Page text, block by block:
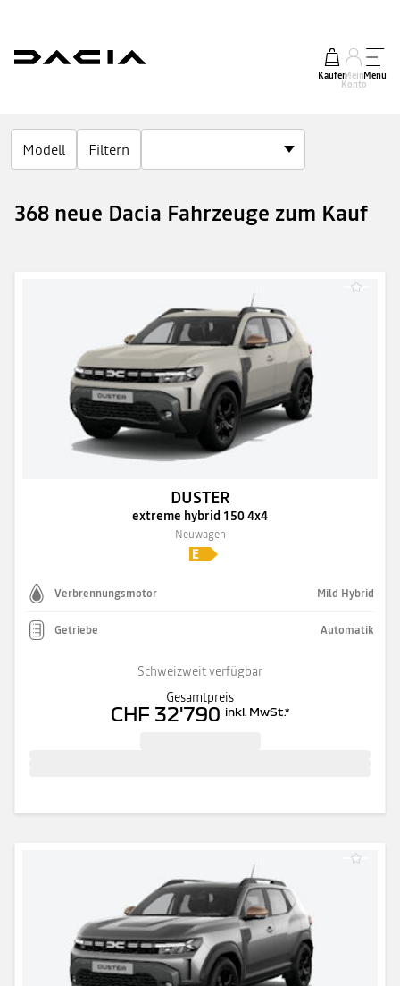
KaufenMein
Konto
Menü
Modell Filtern
368 neue Dacia Fahrzeuge zum Kauf
DUSTER
extreme hybrid 150 4x4
Neuwagen
Verbrennungsmotor Mild Hybrid
Getriebe Automatik
Schweizweit verfügbar
Gesamtpreis
CHF 32'790 inkl. MwSt.*